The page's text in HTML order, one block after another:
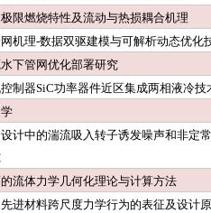
限燃烧特性及流动与热损耦合机理
机理-数据双驱建模与可解析动态优化
下管网优化部署研究
制器SiC功率器件近区集成两相液冷技
计中的湍流吸入转子诱发噪声和非定
流体力学几何化理论与计算方法
进材料跨尺度力学行为的表征及设计